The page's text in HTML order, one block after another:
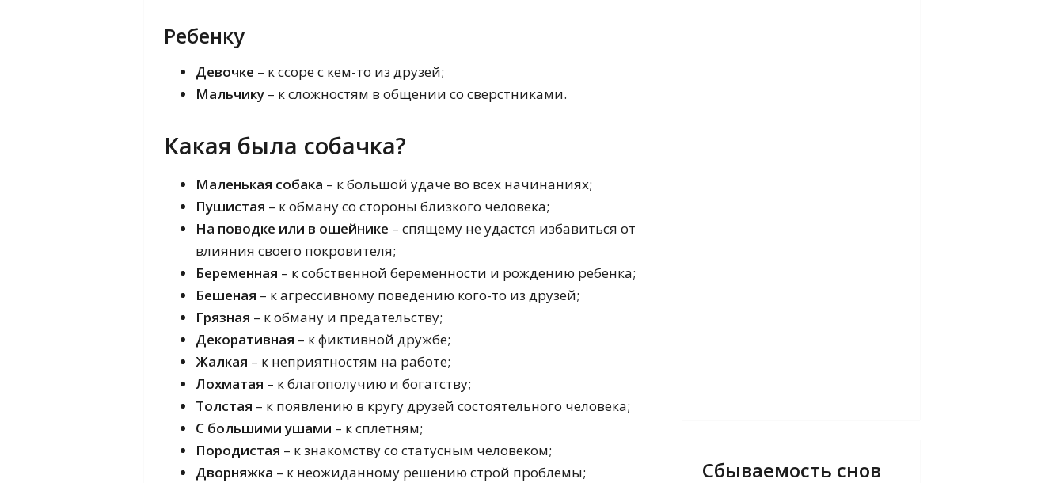
Интимный сонник
Домашний сонник
Ребенку
Девочке – к ссоре с кем-то из друзей;
Мальчику – к сложностям в общении со сверстниками.
Какая была собачка?
Маленькая собака – к большой удаче во всех начинаниях;
Пушистая – к обману со стороны близкого человека;
На поводке или в ошейнике – спящему не удастся избавиться от
влияния своего покровителя;
Беременная – к собственной беременности и рождению ребенка;
Бешеная – к агрессивному поведению кого-то из друзей;
Грязная – к обману и предательству;
Декоративная – к фиктивной дружбе;
Жалкая – к неприятностям на работе;
Лохматая – к благополучию и богатству;
Толстая – к появлению в кругу друзей состоятельного человека;
С большими ушами – к сплетням;
Породистая – к знакомству со статусным человеком;
Дворняжка – к неожиданному решению строй проблемы;
Сбываемость снов